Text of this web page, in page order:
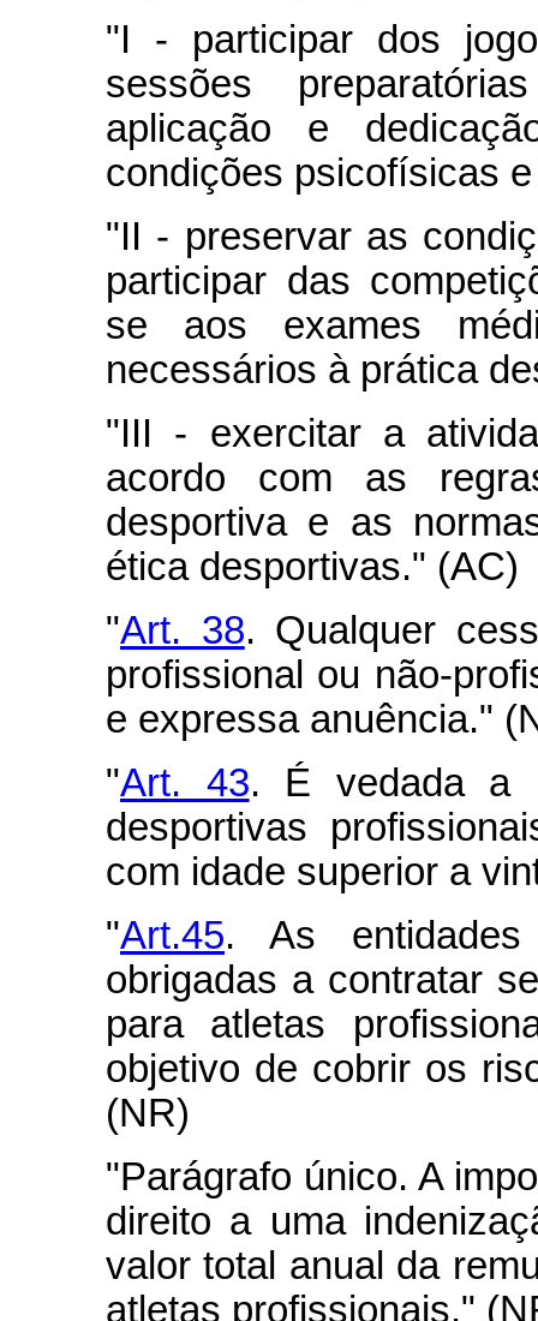
"I - participar dos
sessões
aplicação e
condições psicofísicas
"II - preservar as
participar das
se aos exames
necessários à prática
"III - exercitar a
acordo com as
desportiva e as
ética desportivas." (AC)
"Art. 38. Qualquer
profissional ou não-
e expressa anuência."
"Art. 43. É vedada a
desportivas
com idade superior a
"Art.45. As
obrigadas a contratar
para atletas
objetivo de cobrir os
(NR)
"Parágrafo único. A
direito a uma
valor total anual da
atletas profissionais."